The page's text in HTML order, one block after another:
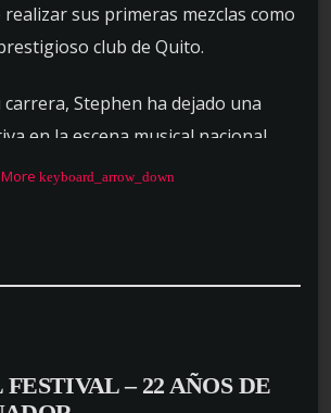
sus primeras mezclas como
club de Quito.
Stephen ha dejado una
en la escena musical nacional,
clubs de todo el país y
y Galápagos.
años, ha experimentado una
en su enfoque musical,
la escena underground
More keyboard_arrow_down
– 22 AÑOS DE